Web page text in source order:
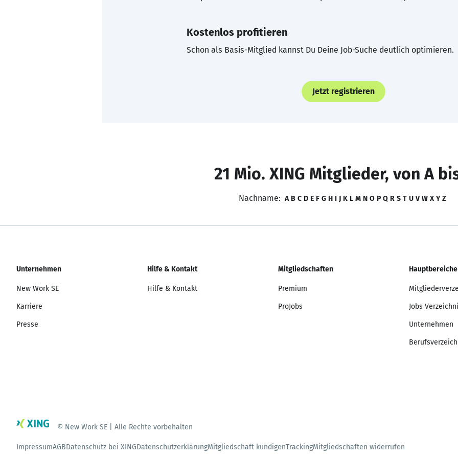
Kostenlos profitieren
Schon als Basis-Mitglied kannst Du Deine Job-Suche deutlich optimieren.
Jetzt registrieren
21 Mio. XING Mitglieder, von A
Nachname: A B C D E F G H I J K L M N O P Q R S T U V W X Y Z
Unternehmen
New Work SE
Karriere
Presse
Hilfe & Kontakt
Hilfe & Kontakt
Mitgliedschaften
Premium
ProJobs
Hauptbereiche
Jobs
Unternehmen
© New Work SE | Alle Rechte vorbehalten
ImpressumAGBDatenschutz bei XINGDatenschutzerklärungMitgliedschaft kündigenTrackingMitgliedschaften widerrufen